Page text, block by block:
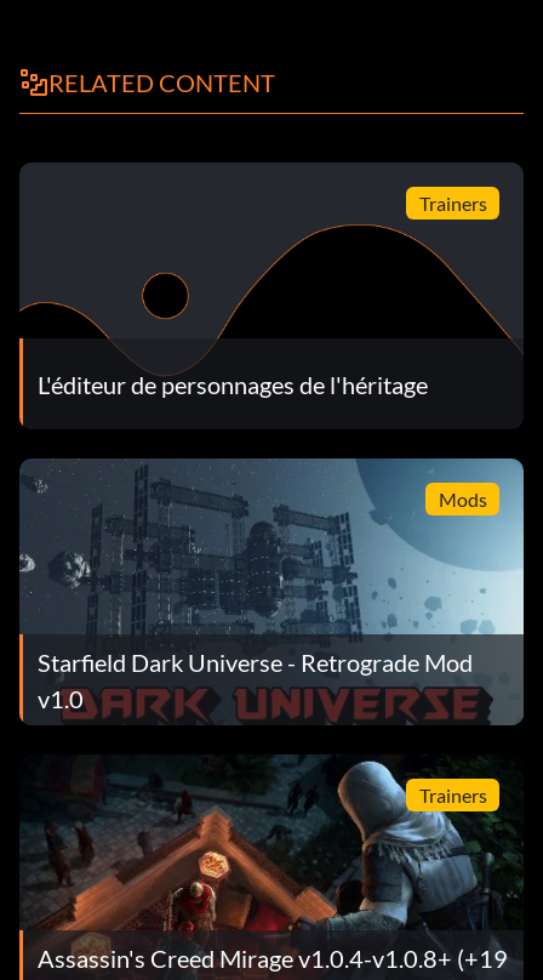
RELATED CONTENT
Trainers
L'éditeur de personnages de l'héritage
Mods
Starfield Dark Universe - Retrograde Mod
v1.0
Trainers
Assassin's Creed Mirage v1.0.4-v1.0.8+ (+19